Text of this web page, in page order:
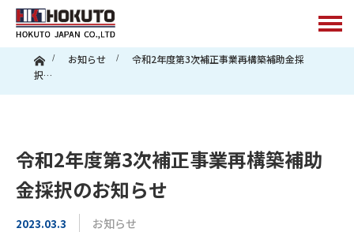
ホームお知らせ
令和2年度第3次補正事業再構築補助金採
択…
令和2年度第3次補正事業再構築補助
金採択のお知らせ
2023.03.3 お知らせ